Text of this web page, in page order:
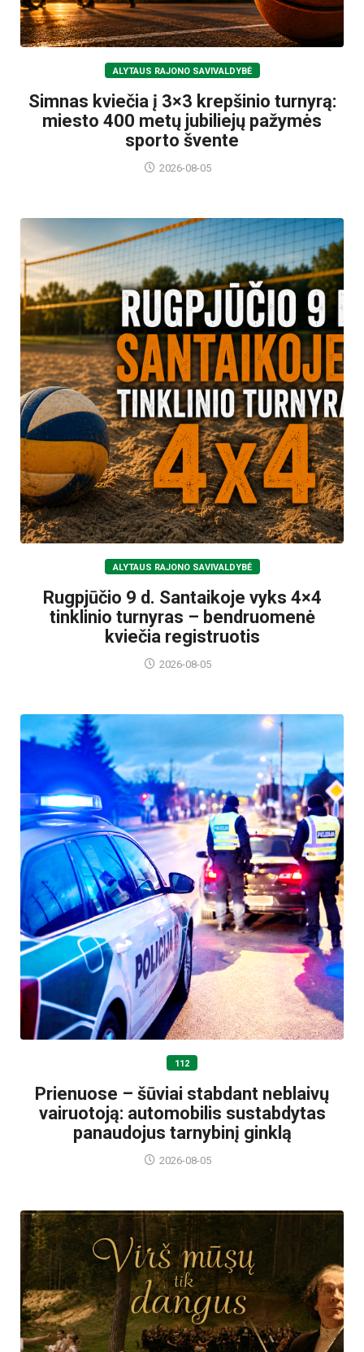
ALYTAUS RAJONO SAVIVALDYBĖ
Simnas kviečia į 3×3 krepšinio turnyrą:
miesto 400 metų jubiliejų pažymės
sporto švente
2026-08-05
ALYTAUS RAJONO SAVIVALDYBĖ
Rugpjūčio 9 d. Santaikoje vyks 4×4
tinklinio turnyras – bendruomenė
kviečia registruotis
2026-08-05
112
Prienuose – šūviai stabdant neblaivų
vairuotoją: automobilis sustabdytas
panaudojus tarnybinį ginklą
2026-08-05